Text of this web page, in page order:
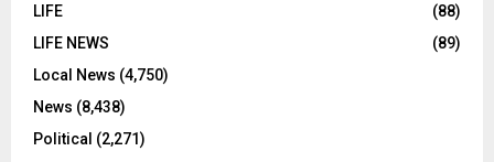
LIFE
(88)
LIFE NEWS
(89)
Local News (4,750)
News (8,438)
Political (2,271)